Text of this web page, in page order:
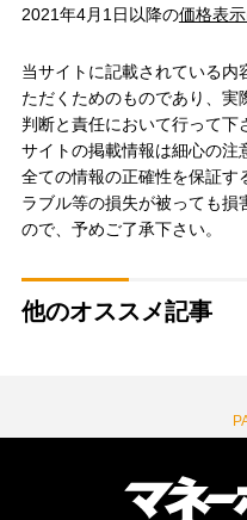
2021年4月1日以降の価格表
当サイトに記載されている
ただくためのものであり、
判断と責任において行って下
サイトの掲載情報は細心の注
全ての情報の正確性を保証す
ラブル等の損失が被っても損
ので、予めご了承下さい。
他のオススメ記事